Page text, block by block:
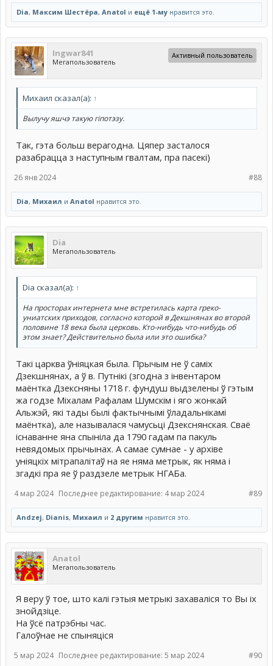
Dia, Максим Шестёра, Anatol и ещё 1-му нравится это.
Ingwar841
Мегапользователь
Активный пользователь
Михаил сказал(а): ↑
Вылучу яшчэ такую гіпотэзу.
Так, гэта больш верагодна. Цяпер засталося
разабрацца з наступным гвалтам, пра пасекі)
#88
26 янв 2024
Dia, Михаил и Anatol нравится это.
Dia
Мегапользователь
Dia сказал(а): ↑
На просторах интернета мне встретилась карта греко-
униатских приходов, согласно которой в Декшнянах во второй
половине 18 века была церковь. Кто-нибудь что-нибудь об
этом знает? Действительно была или это ошибка?
Такі царква ўніяцкая была. Прычым не ў саміх
Дзекшнянах, а ў в. Путнікі (згодна з інвентаром
маёнтка Дзексняны 1718 г. фундуш выдзелены ў гэтым
жа годзе Міхалам Рафалам Шумскім і яго жонкай
Альжэй, які тады былі фактычнымі ўладальнікамі
маёнтка), але называлася чамусьці Дзекснянская. Сваё
існаванне яна спыніла да 1790 гадам па пакуль
невядомых прычынах. А самае сумнае - у архіве
уніяцкіх мітрапалітаў на яе няма метрык, як няма і
згадкі пра яе ў раздзеле метрык НГАБа.
#89
4 мар 2024 Последнее редактирование: 4 мар 2024
Andzej, Dianis, Михаил и 2 другим нравится это.
Anatol
Мегапользователь
Я веру ў тое, што калі гэтыя метрыкі захаваліся то Вы іх
знойдзіце.
На ўсё патрэбны час.
Галоўнае не спыняціся
#90
5 мар 2024 Последнее редактирование: 5 мар 2024